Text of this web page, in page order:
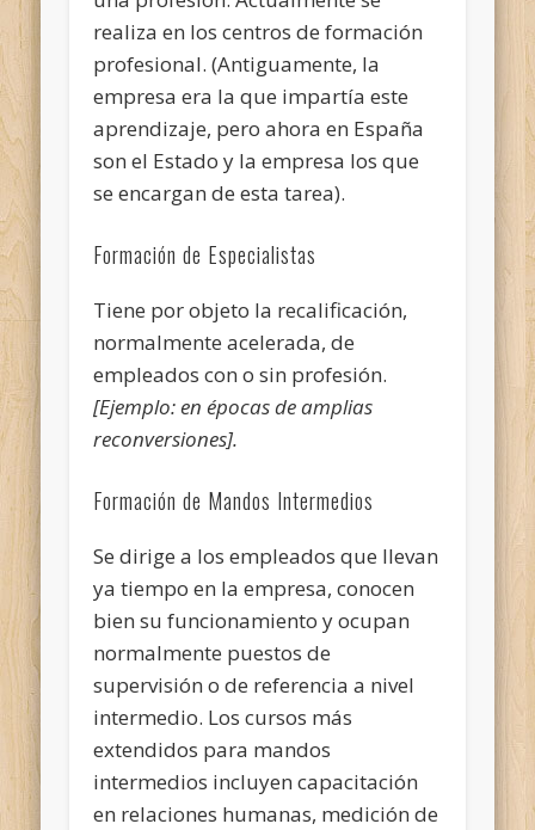
realiza en los centros de formación
profesional. (Antiguamente, la
empresa era la que impartía este
aprendizaje, pero ahora en España
son el Estado y la empresa los que
se encargan de esta tarea).
Formación de Especialistas
Tiene por objeto la recalificación,
normalmente acelerada, de
empleados con o sin profesión.
[Ejemplo: en épocas de amplias
reconversiones].
Formación de Mandos Intermedios
Se dirige a los empleados que llevan
ya tiempo en la empresa, conocen
bien su funcionamiento y ocupan
normalmente puestos de
supervisión o de referencia a nivel
intermedio. Los cursos más
extendidos para mandos
intermedios incluyen capacitación
en relaciones humanas, medición de